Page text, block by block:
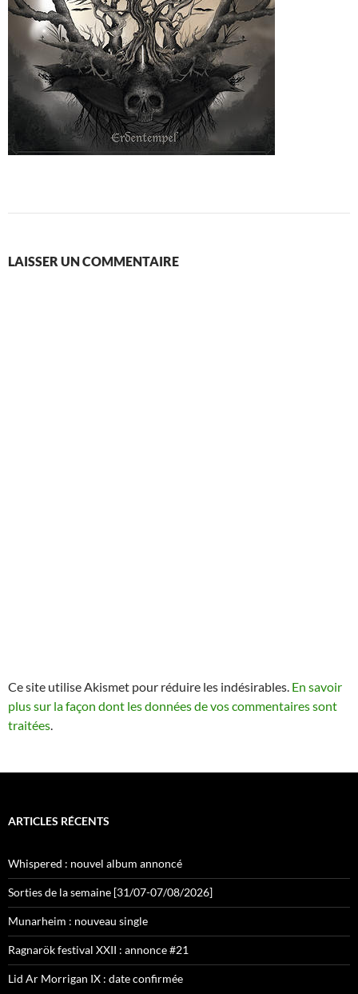
LAISSER UN COMMENTAIRE
Ce site utilise Akismet pour réduire les indésirables. En savoir
plus sur la façon dont les données de vos commentaires sont
traitées.
ARTICLES RÉCENTS
Whispered : nouvel album annoncé
Sorties de la semaine [31/07-07/08/2026]
Munarheim : nouveau single
Ragnarök festival XXII : annonce #21
Lid Ar Morrigan IX : date confirmée